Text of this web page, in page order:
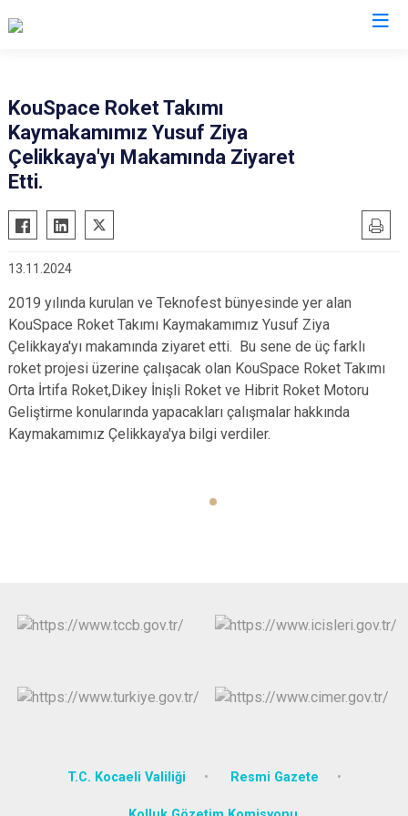
Gebze
Gölcük
Karamürsel
Başiskele
Darıca
KouSpace Roket Takımı
Kaymakamımız Yusuf Ziya
Çelikkaya'yı Makamında Ziyaret
Etti.
13.11.2024
2019 yılında kurulan ve Teknofest bünyesinde yer alan
KouSpace Roket Takımı Kaymakamımız Yusuf Ziya
Çelikkaya'yı makamında ziyaret etti. Bu sene de üç farklı
roket projesi üzerine çalışacak olan KouSpace Roket Takımı
Orta İrtifa Roket,Dikey İnişli Roket ve Hibrit Roket Motoru
Geliştirme konularında yapacakları çalışmalar hakkında
Kaymakamımız Çelikkaya'ya bilgi verdiler.
T.C. Kocaeli Valiliği Resmi Gazete